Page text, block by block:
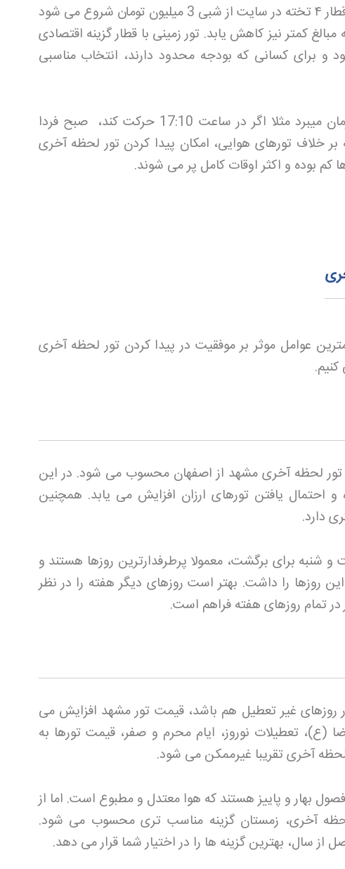
۴
تخته در سایت از شبی 3 میلیون تومان شروع می شود
کمتر نیز کاهش یابد. تور زمینی با قطار گزینه اقتصادی
برای کسانی که بودجه محدود دارند، انتخاب مناسبی
قطار اصفهان به مشهد حدود 17 ساعت زمان میبرد مثلا اگر در ساعت 17:10 حرکت کند، صبح فردا
بر خلاف تورهای هوایی، امکان پیدا کردن تور لحظه آخری
کم بوده و اکثر اوقات کامل پر می شوند.
عوامل موثر بر موفقیت در پیدا کردن تور لحظه آخری
.
تور لحظه آخری مشهد از اصفهان محسوب می شود. در این
یافتن تورهای ارزان افزایش می یابد. همچنین
دارد.
و شنبه برای برگشت، معمولا پرطرفدارترین روزها هستند و
روزها را داشت. بهتر است روزهای دیگر هفته را در نظر
در تمام روزهای هفته فراهم است.
غیر تعطیل هم باشد، قیمت تور مشهد افزایش می
(ع)، تعطیلات نوروز، ایام محرم و صفر، قیمت تورها به
آخری تقریبا غیرممکن می شود.
بهار و پاییز هستند که هوا معتدل و مطبوع است. اما از
آخری، زمستان گزینه مناسب تری محسوب می شود.
از سال، بهترین گزینه ها را در اختیار شما قرار می دهد.